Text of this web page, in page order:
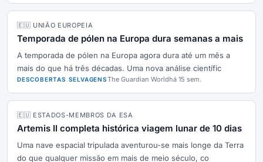
🇪🇺 UNIÃO EUROPEIA
Temporada de pólen na Europa dura semanas a mais
A temporada de pólen na Europa agora dura até um mês a
mais do que há três décadas. Uma nova análise científic
DESCOBERTAS SELVAGENSThe Guardian Worldhá 15 sem.
🇪🇺 ESTADOS-MEMBROS DA ESA
Artemis II completa histórica viagem lunar de 10 dias
Uma nave espacial tripulada aventurou-se mais longe da Terra
do que qualquer missão em mais de meio século, co